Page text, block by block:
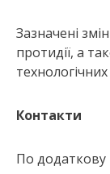
Зазначені
протидії, а
Контакти
По додаткову